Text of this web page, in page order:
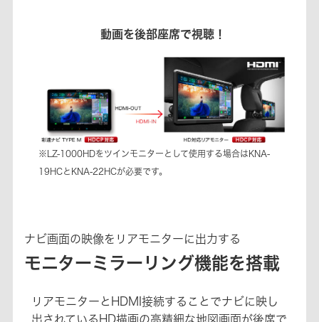
動画を後部座席で視聴！
※LZ-1000HDをツインモニターとして使用する場合はKNA-
19HCとKNA-22HCが必要です。
ナビ画面の映像をリアモニターに出力する
モニターミラーリング機能を搭載
リアモニターとHDMI接続することでナビに映し
出されているHD描画の高精細な地図画面が後席で